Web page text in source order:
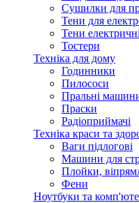
Сушилки для
Тени для
Тени
Тостери
Техніка для дому
Годинники
Пилососи
Пральні
Праски
Радіоприймачі
Техніка краси та
Ваги підлогові
Машини для
Плойки,
Фени
Ноутбуки та